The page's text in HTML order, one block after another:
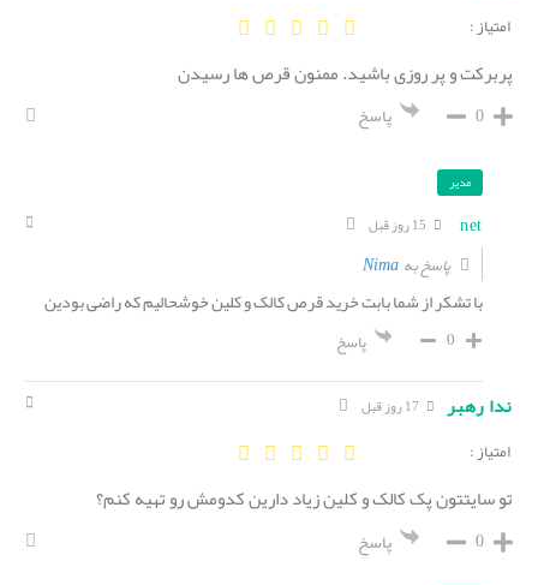
امتیاز :
پربرکت و پر روزی باشید. ممنون قرص ها رسیدن
0 پاسخ
مدیر
net
پاسخ بهNima
با تشکر از شما بابت خرید قرص کالک و کلین خوشحالیم که راضی بودین
0 پاسخ
ندا رهبر
امتیاز :
تو سایتتون پک کالک و کلین زیاد دارین کدومش رو تهیه کنم؟
0 پاسخ